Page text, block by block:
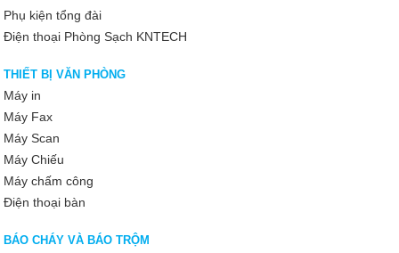
Phụ kiện tổng đài
Điện thoại Phòng Sạch KNTECH
THIẾT BỊ VĂN PHÒNG
Máy in
Máy Fax
Máy Scan
Máy Chiếu
Máy chấm công
Điện thoại bàn
BÁO CHÁY VÀ BÁO TRỘM